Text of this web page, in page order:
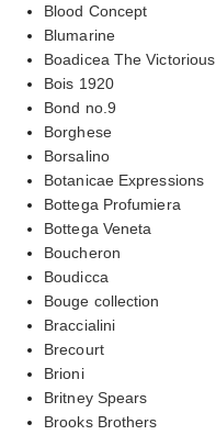
Blood Concept
Blumarine
Boadicea The Victorious
Bois 1920
Bond no.9
Borghese
Borsalino
Botanicae Expressions
Bottega Profumiera
Bottega Veneta
Boucheron
Boudicca
Bouge collection
Braccialini
Brecourt
Brioni
Britney Spears
Brooks Brothers